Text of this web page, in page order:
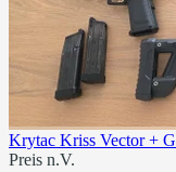
Krytac Kriss Vector +
Preis n.V.